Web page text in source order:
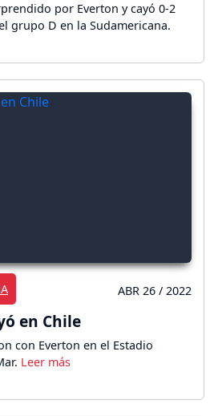
por Everton y cayó 0-2
grupo D en la Sudamericana.
ABR 26 / 2022
en Chile
con Everton en el Estadio